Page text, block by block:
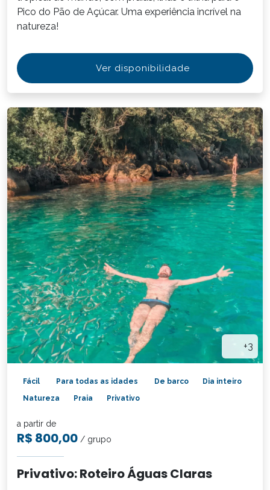
Pico do Pão de Açúcar. Uma experiência incrível na
natureza!
Ver disponibilidade
+3
Fácil Para todas as idades De barco
Dia inteiro
Natureza
Praia Privativo
a partir de
R$ 800,00 / grupo
Privativo: Roteiro Águas Claras